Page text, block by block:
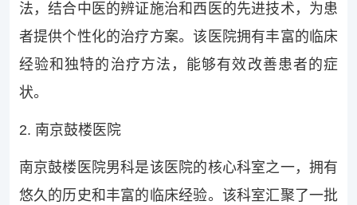
法，结合中医的辨证施治和西医的先进技术，为患
者提供个性化的治疗方案。该医院拥有丰富的临床
经验和独特的治疗方法，能够有效改善患者的症
状。
2. 南京鼓楼医院
南京鼓楼医院男科是该医院的核心科室之一，拥有
悠久的历史和丰富的临床经验。该科室汇聚了一批